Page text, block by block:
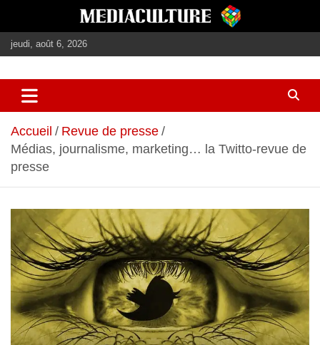
contenu
jeudi, août 6, 2026
mediaculture
Accueil
Revue de presse
Médias, journalisme, marketing… la Twitto-revue de
presse